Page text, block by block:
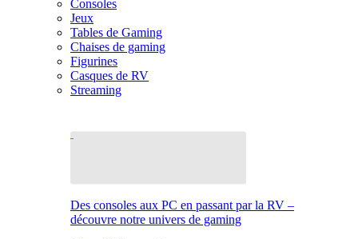
Consoles
Jeux
Tables de Gaming
Chaises de gaming
Figurines
Casques de RV
Streaming
Des consoles aux PC en passant par la RV –
découvre notre univers de gaming